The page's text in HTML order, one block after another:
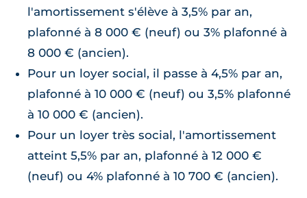
l'amortissement s'élève à 3,5% par an,
plafonné à 8 000 € (neuf) ou 3% plafonné à
8 000 € (ancien).
Pour un loyer social, il passe à 4,5% par an,
plafonné à 10 000 € (neuf) ou 3,5% plafonné
à 10 000 € (ancien).
Pour un loyer très social, l'amortissement
atteint 5,5% par an, plafonné à 12 000 €
(neuf) ou 4% plafonné à 10 700 € (ancien).